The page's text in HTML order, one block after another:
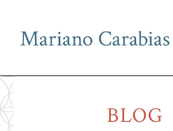
Skip
to
content
BLOG